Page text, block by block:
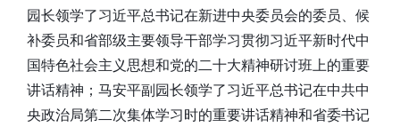
园长领学了习近平总书记在新进中央委员会的委员、候
补委员和省部级主要领导干部学习贯彻习近平新时代中
国特色社会主义思想和党的二十大精神研讨班上的重要
讲话精神；马安平副园长领学了习近平总书记在中共中
央政治局第二次集体学习时的重要讲话精神和省委书记